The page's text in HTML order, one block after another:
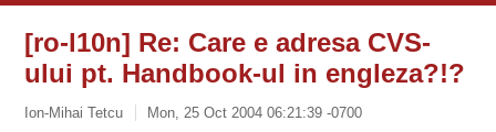
[ro-l10n] Re: Care e adresa CVS-
ului pt. Handbook-ul in engleza?!?
Ion-Mihai Tetcu Mon, 25 Oct 2004 06:21:39 -0700